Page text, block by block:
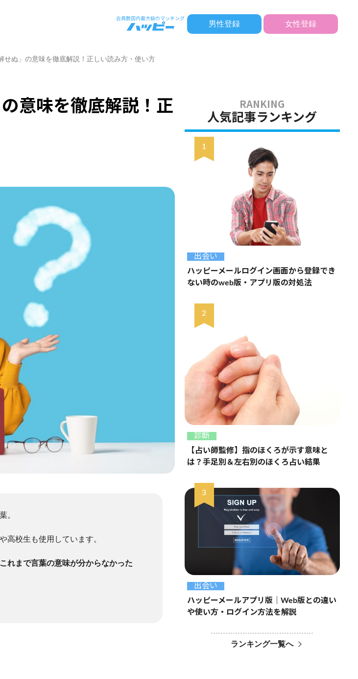
男性登録 女性登録
せぬ」の意味を徹底解説！正しい読み方・使い方
意味を徹底解説！正
。
高校生も使用しています。
れまで言葉の意味が分からなかった
人気記事ランキング
出会い
ハッピーメールログイン画面から登録でき
ない時のweb版・アプリ版の対処法
診断
【占い師監修】指のほくろが示す意味と
は？手足別＆左右別のほくろ占い結果
出会い
ハッピーメールアプリ版｜Web版との違い
や使い方・ログイン方法を解説
ランキング一覧へ